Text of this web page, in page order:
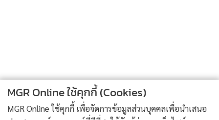
มากนัก อันมาจากการมีคดีความอยู่ในศาลรัฐธรรมนูญ
ทั้งคดีการถือหุ้นไอทีวีของนายพิธา ลิ้มเจริญรัตน์ และ คดียุบ
MGR Online ใช้คุกกี้ (Cookies)
MGR Online ใช้คุกกี้ เพื่อจัดการข้อมูลส่วนบุคคลเพื่อนำเสนอ